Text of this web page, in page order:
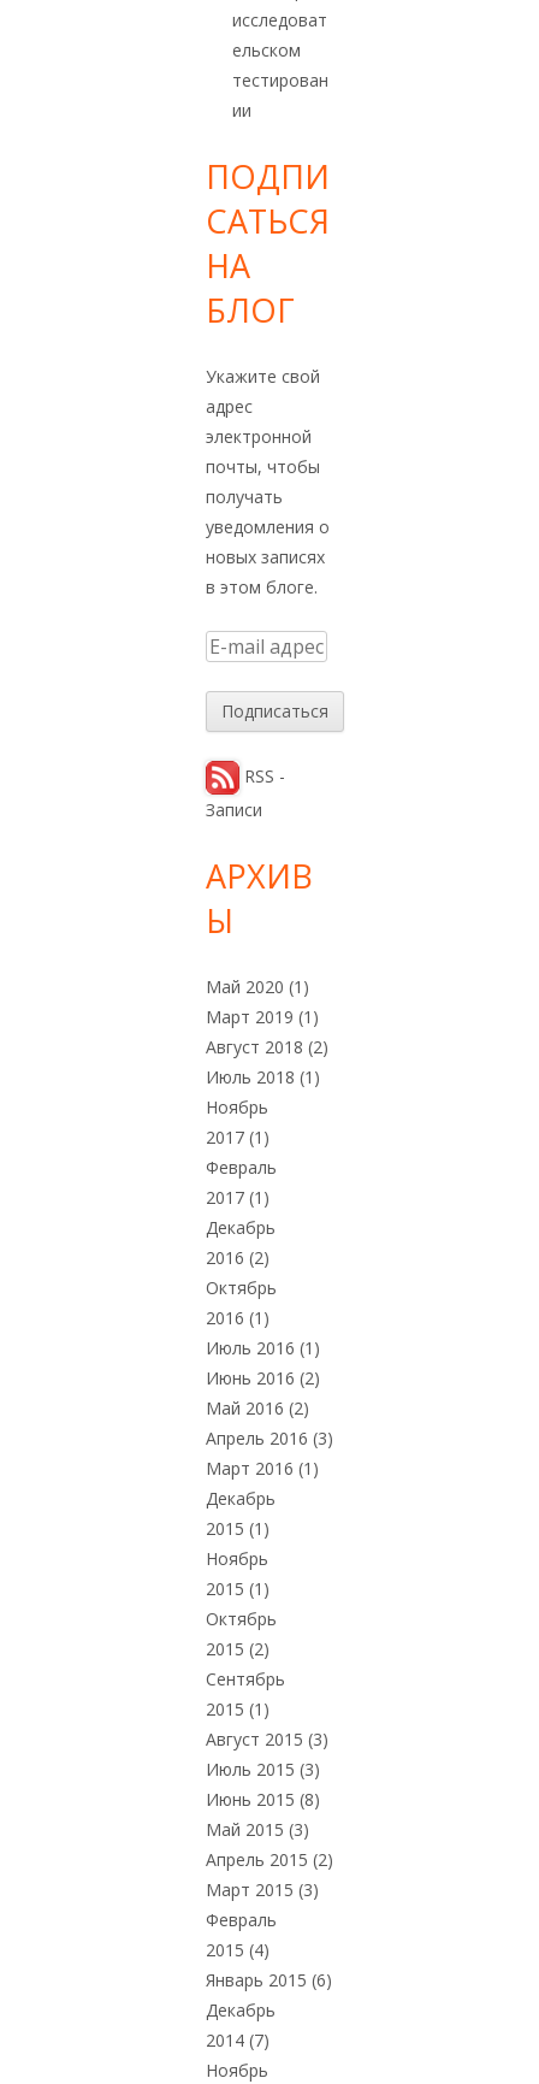
исследоват
ельском
тестирован
ии
ПОДПИ
САТЬСЯ
НА
БЛОГ
Укажите свой
адрес
электронной
почты, чтобы
получать
уведомления о
новых записях
в этом блоге.
E
a
i
l
р
е
RSS -
Записи
АРХИВ
Ы
Май 2020 (1)
Март 2019 (1)
Август 2018 (2)
Июль 2018 (1)
Ноябрь
2017 (1)
Февраль
2017 (1)
Декабрь
2016 (2)
Октябрь
2016 (1)
Июль 2016 (1)
Июнь 2016 (2)
Май 2016 (2)
Апрель 2016 (3)
Март 2016 (1)
Декабрь
2015 (1)
Ноябрь
2015 (1)
Октябрь
2015 (2)
Сентябрь
2015 (1)
Август 2015 (3)
Июль 2015 (3)
Июнь 2015 (8)
Май 2015 (3)
Апрель 2015 (2)
Март 2015 (3)
Февраль
2015 (4)
Январь 2015 (6)
Декабрь
2014 (7)
Ноябрь